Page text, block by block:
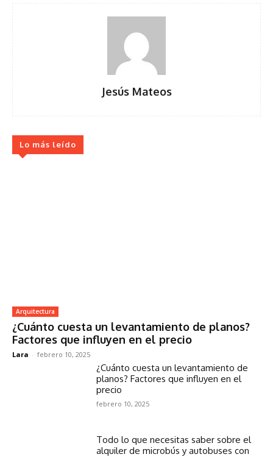
Jesús Mateos
Lo más leído
Arquitectura
¿Cuánto cuesta un levantamiento de planos?
Factores que influyen en el precio
Lara - febrero 10, 2025
¿Cuánto cuesta un levantamiento de
planos? Factores que influyen en el
precio
febrero 10, 2025
Todo lo que necesitas saber sobre el
alquiler de microbús y autobuses con